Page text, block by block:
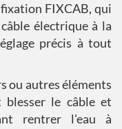
FIXCAB, qui
électrique à la
précis à tout
ou autres éléments
le câble et
rentrer l'eau à